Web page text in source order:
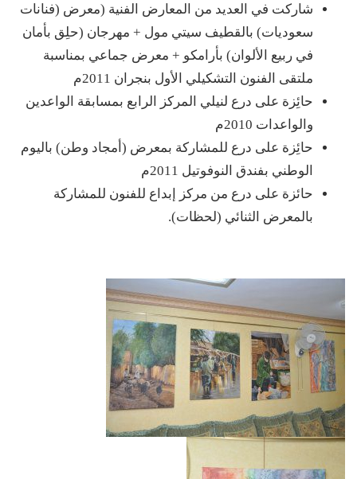
شاركت في العديد من المعارض الفنية (معرض (فنانات
سعوديات) بالقطيف سيتي مول + مهرجان (حلِق بأمان
في ربيع الألوان) بأرامكو + معرض جماعي بمناسبة
ملتقى الفنون التشكيلي الأول بنجران 2011م
حائِزة على درع لنيلي المركز الرابع بمسابقة الواعدين
والواعدات 2010م
حائِزة على درع للمشاركة بمعرض (أمجاد وطن) باليوم
الوطني بفندق النوفوتيل 2011م
حائزة على درع من مركز إبداع للفنون للمشاركة
بالمعرض الثنائي (لحظات).